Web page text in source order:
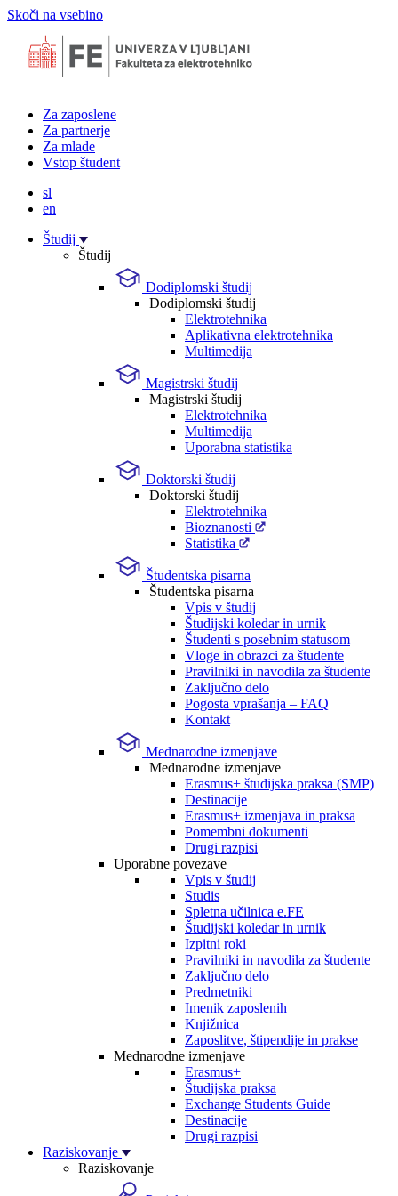
Skoči na vsebino
Za zaposlene
Za partnerje
Za mlade
Vstop študent
sl
en
Študij
Študij
Dodiplomski študij
Dodiplomski študij
Elektrotehnika
Aplikativna elektrotehnika
Multimedija
Magistrski študij
Magistrski študij
Elektrotehnika
Multimedija
Uporabna statistika
Doktorski študij
Doktorski študij
Elektrotehnika
Bioznanosti
Statistika
Študentska pisarna
Študentska pisarna
Vpis v študij
Študijski koledar in urnik
Študenti s posebnim statusom
Vloge in obrazci za študente
Pravilniki in navodila za študente
Zaključno delo
Pogosta vprašanja – FAQ
Kontakt
Mednarodne izmenjave
Mednarodne izmenjave
Erasmus+ študijska praksa (SMP)
Destinacije
Erasmus+ izmenjava in praksa
Pomembni dokumenti
Drugi razpisi
Uporabne povezave
Vpis v študij
Studis
Spletna učilnica e.FE
Študijski koledar in urnik
Izpitni roki
Pravilniki in navodila za študente
Zaključno delo
Predmetniki
Imenik zaposlenih
Knjižnica
Zaposlitve, štipendije in prakse
Mednarodne izmenjave
Erasmus+
Študijska praksa
Exchange Students Guide
Destinacije
Drugi razpisi
Raziskovanje
Raziskovanje